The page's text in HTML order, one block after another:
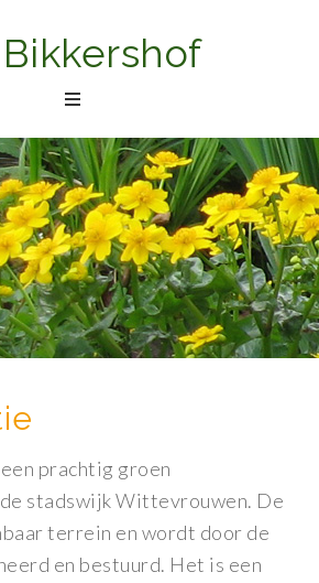
prachtig groen
stadswijk Wittevrouwen. De
terrein en wordt door de
en bestuurd. Het is een